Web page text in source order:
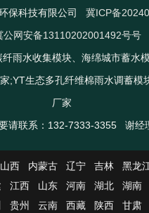
保科技有限公司
冀ICP备
公网安备13110202001492号号
雨水收集模块、海绵城市蓄水
;YT生态多孔纤维棉雨水调蓄模
厂家
请联系：132-7333-3355 谢经
山西 内蒙古 辽宁 吉林 黑龙
江西 山东 河南 湖北 湖南
贵州 云南 西藏 陕西 甘肃